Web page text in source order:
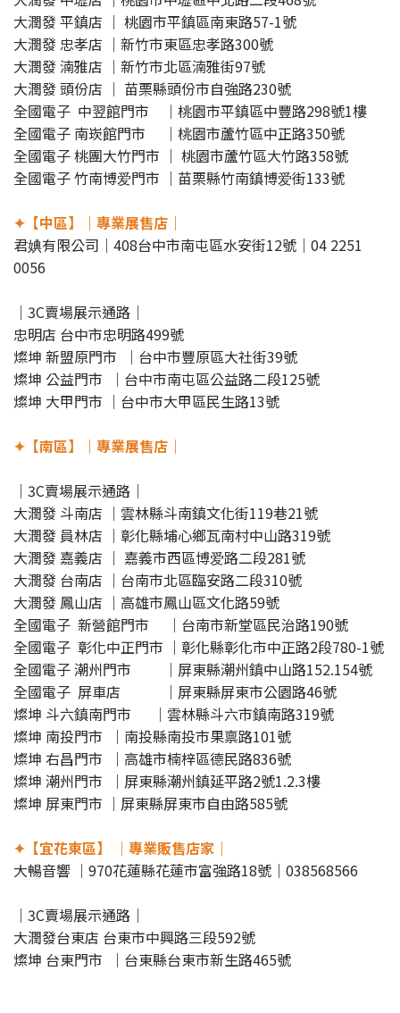
大潤發 平鎮店 ｜ 桃園市平鎮區南東路57-1號
大潤發 忠孝店 ｜新竹市東區忠孝路300號
大潤發 湳雅店 ｜新竹市北區湳雅街97號
大潤發 頭份店 ｜ 苗栗縣頭份市自強路230號
全國電子 中翌館門市 ｜桃園市平鎮區中豐路298號1樓
全國電子 南崁館門市 ｜桃園市蘆竹區中正路350號
全國電子 桃團大竹門市 ｜ 桃園市蘆竹區大竹路358號
全國電子 竹南博爱門市 ｜苗栗縣竹南鎮博爱街133號
✦【中區】｜專業展售店｜
君婰有限公司｜408台中市南屯區水安街12號｜04 2251
0056
｜3C賣場展示通路｜
忠明店 台中市忠明路499號
燦坤 新盟原門市 ｜台中市豐原區大社街39號
燦坤 公益門市 ｜台中市南屯區公益路二段125號
燦坤 大甲門市 ｜台中市大甲區民生路13號
✦【南區】｜專業展售店｜
｜3C賣場展示通路｜
大潤發 斗南店 ｜雲林縣斗南鎮文化街119巷21號
大潤發 員林店 ｜彰化縣埔心鄉瓦南村中山路319號
大潤發 嘉義店 ｜ 嘉義市西區博爱路二段281號
大潤發 台南店 ｜台南市北區臨安路二段310號
大潤發 鳳山店 ｜高雄市鳳山區文化路59號
全國電子 新營館門市 ｜台南市新堂區民治路190號
全國電子 彰化中正門市 ｜彰化縣彰化市中正路2段780-1號
全國電子 潮州門市 ｜屏東縣潮州鎮中山路152.154號
全國電子 屏車店 ｜屏東縣屏東市公園路46號
燦坤 斗六鎮南門市 ｜雲林縣斗六市鎮南路319號
燦坤 南投門市 ｜南投縣南投市果禀路101號
燦坤 右昌門市 ｜高雄市楠梓區德民路836號
燦坤 潮州門市 ｜屏東縣潮州鎮延平路2號1.2.3樓
燦坤 屏東門市 ｜屏東縣屏東市自由路585號
✦【宜花東區】 ｜專業販售店家｜
大暢音響 ｜970花蓮縣花蓮市富強路18號｜038568566
｜3C賣場展示通路｜
大潤發台東店 台東市中興路三段592號
燦坤 台東門市 ｜台東縣台東市新生路465號